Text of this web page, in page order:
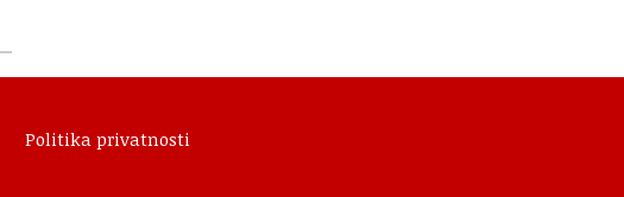
Politika privatnosti